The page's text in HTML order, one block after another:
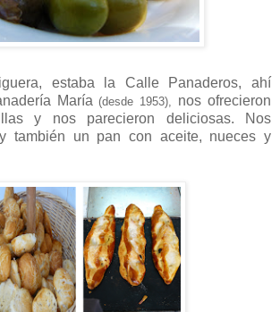
estaba la Calle Panaderos, ahí
María(desde 1953), nos ofrecieron
y nos parecieron deliciosas. Nos
y también un pan con aceite, nueces y